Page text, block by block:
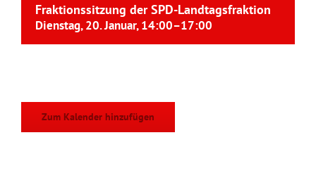
Fraktionssitzung der SPD-Landtagsfraktion
Dienstag, 20. Januar, 14:00–17:00
Zum Kalender hinzufügen